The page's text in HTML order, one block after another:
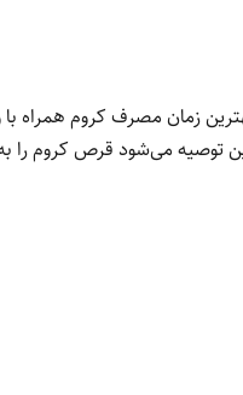
زمان مصرف کروم همراه با
توصیه می‌شود قرص کروم